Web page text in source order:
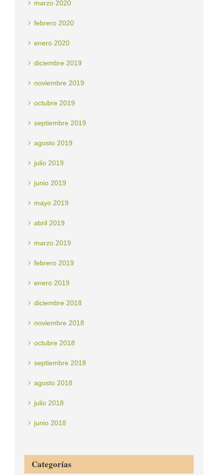
marzo 2020
febrero 2020
enero 2020
diciembre 2019
noviembre 2019
octubre 2019
septiembre 2019
agosto 2019
julio 2019
junio 2019
mayo 2019
abril 2019
marzo 2019
febrero 2019
enero 2019
diciembre 2018
noviembre 2018
octubre 2018
septiembre 2018
agosto 2018
julio 2018
junio 2018
Categorías